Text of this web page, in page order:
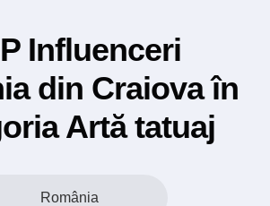
Influenceri
din Craiova în
Artă tatuaj
România